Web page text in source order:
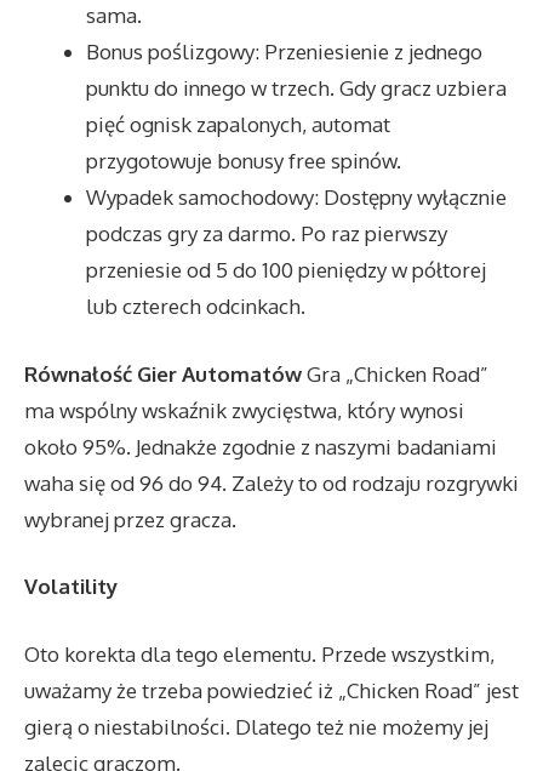
sama.
Bonus poślizgowy: Przeniesienie z jednego
punktu do innego w trzech. Gdy gracz uzbiera
pięć ognisk zapalonych, automat
przygotowuje bonusy free spinów.
Wypadek samochodowy: Dostępny wyłącznie
podczas gry za darmo. Po raz pierwszy
przeniesie od 5 do 100 pieniędzy w półtorej
lub czterech odcinkach.
Równałość Gier AutomatówGra „Chicken Road”
ma wspólny wskaźnik zwycięstwa, który wynosi
około 95%. Jednakże zgodnie z naszymi badaniami
waha się od 96 do 94. Zależy to od rodzaju rozgrywki
wybranej przez gracza.
Volatility
Oto korekta dla tego elementu. Przede wszystkim,
uważamy że trzeba powiedzieć iż „Chicken Road” jest
gierą o niestabilności. Dlatego też nie możemy jej
zalecic graczom.